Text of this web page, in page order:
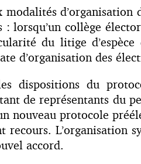
d’organisation
collège
du litige
d’organisation des
du
de représentants du
nouveau protocole
L’organisation
accord.